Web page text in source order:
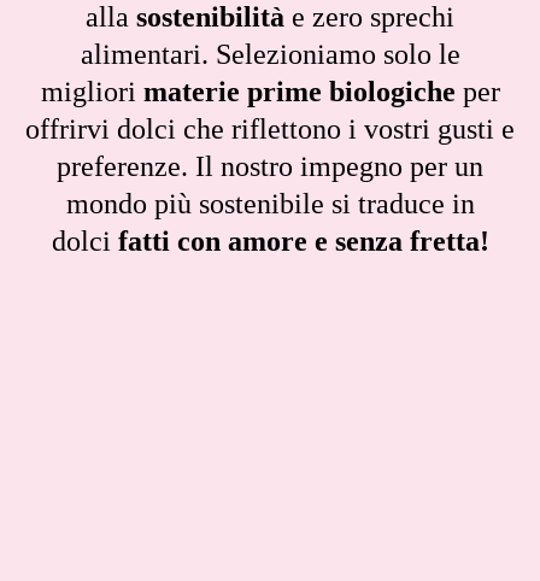
alla sostenibilità e zero sprechi
alimentari. Selezioniamo solo le
migliori materie prime biologiche per
offrirvi dolci che riflettono i vostri gusti e
preferenze. Il nostro impegno per un
mondo più sostenibile si traduce in
dolci fatti con amore e senza fretta!